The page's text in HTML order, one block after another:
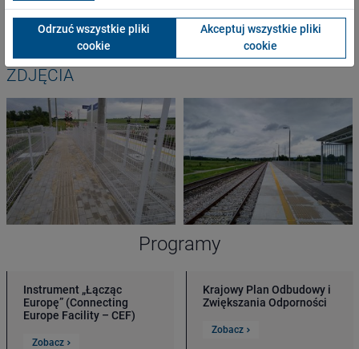
2 681 710,40 PLN
ZDJĘCIA
Programy
Instrument „Łącząc
Europę” (Connecting
Europe Facility – CEF)
Zobacz
Krajowy Plan Odbudowy i
Zwiększania Odporności
Zobacz
Odrzuć wszystkie pliki
cookie
Akceptuj wszystkie pliki
cookie